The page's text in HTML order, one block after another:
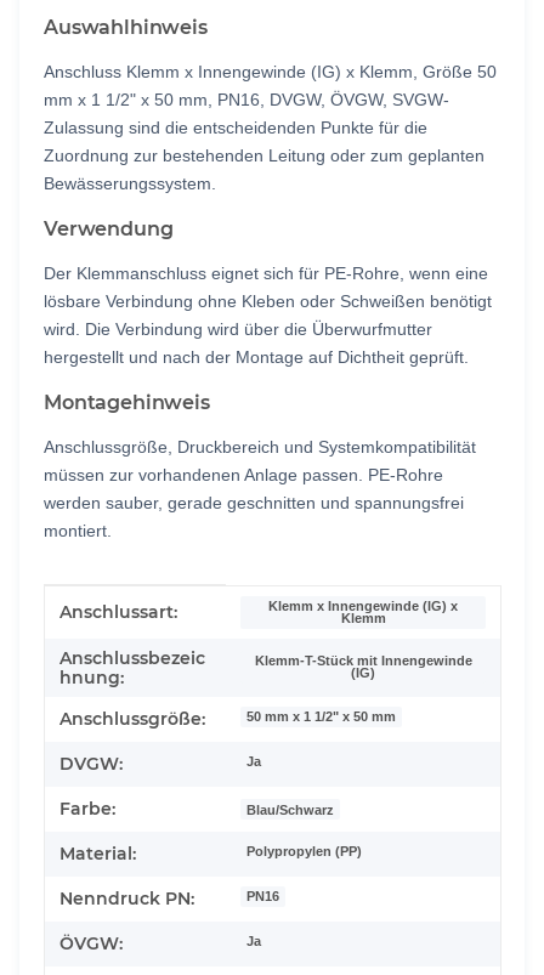
Auswahlhinweis
Anschluss Klemm x Innengewinde (IG) x Klemm, Größe 50
mm x 1 1/2" x 50 mm, PN16, DVGW, ÖVGW, SVGW-
Zulassung sind die entscheidenden Punkte für die
Zuordnung zur bestehenden Leitung oder zum geplanten
Bewässerungssystem.
Verwendung
Der Klemmanschluss eignet sich für PE-Rohre, wenn eine
lösbare Verbindung ohne Kleben oder Schweißen benötigt
wird. Die Verbindung wird über die Überwurfmutter
hergestellt und nach der Montage auf Dichtheit geprüft.
Montagehinweis
Anschlussgröße, Druckbereich und Systemkompatibilität
müssen zur vorhandenen Anlage passen. PE-Rohre
werden sauber, gerade geschnitten und spannungsfrei
montiert.
Produkteigenschaft
Wert
Anschlussart:
Klemm x Innengewinde (IG) x
Klemm
Anschlussbezeic
hnung:
Klemm-T-Stück mit Innengewinde
(IG)
Anschlussgröße: 50 mm x 1 1/2" x 50 mm
DVGW: Ja
Farbe: Blau/Schwarz
Material: Polypropylen (PP)
Nenndruck PN: PN16
ÖVGW: Ja